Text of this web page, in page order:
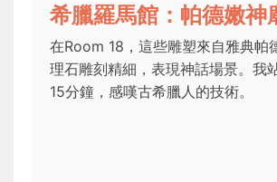
希臘羅馬館：帕德嫩神
在Room 18，這些雕塑來自雅典帕
理石雕刻精細，表現神話場景。我
15分鐘，感嘆古希臘人的技術。